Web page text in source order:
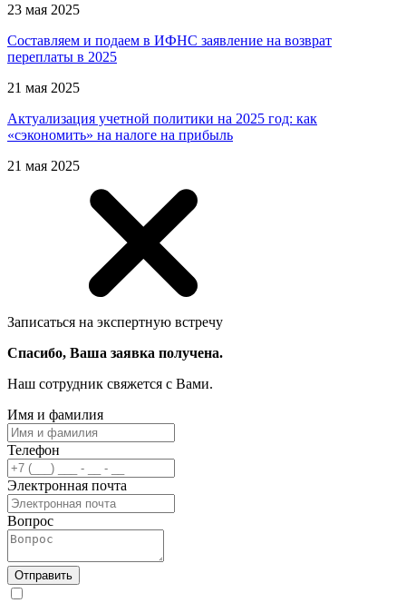
23 мая 2025
Составляем и подаем в ИФНС заявление на возврат
переплаты в 2025
21 мая 2025
Актуализация учетной политики на 2025 год: как
«сэкономить» на налоге на прибыль
21 мая 2025
Записаться на экспертную встречу
Спасибо, Ваша заявка получена.
Наш сотрудник свяжется с Вами.
Имя и фамилия
Телефон
Электронная почта
Вопрос
Отправить